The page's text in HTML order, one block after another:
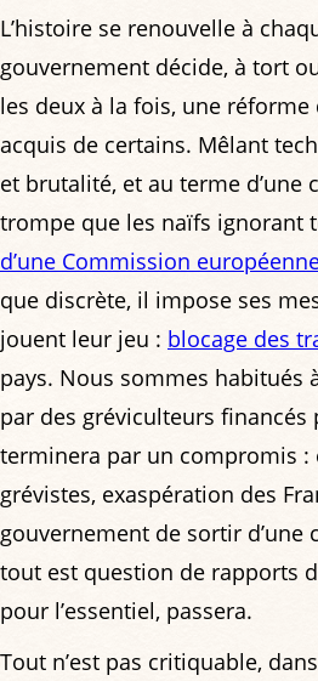
L’histoire se renouvelle à
gouvernement décide, à tort
les deux à la fois, une
acquis de certains. Mêlant
et brutalité, et au terme d’une
trompe que les naïfs ignorant
d’une Commission
que discrète, il impose ses
jouent leur jeu : blocage des
pays. Nous sommes habitués
par des gréviculteurs financés
terminera par un compromis :
grévistes, exaspération des
gouvernement de sortir d’une
tout est question de rapports
pour l’essentiel, passera.
Tout n’est pas critiquable,